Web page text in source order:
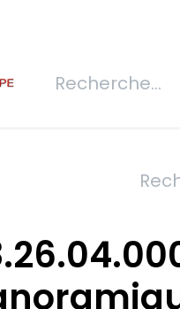
Connexion Réfection